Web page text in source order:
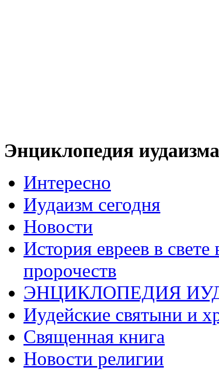
Энциклопедия иудаизма
Интересно
Иудаизм сегодня
Новости
История евреев в
пророчеств
ЭНЦИКЛОПЕДИЯ
Иудейские святыни и
Священная книга
Новости религии